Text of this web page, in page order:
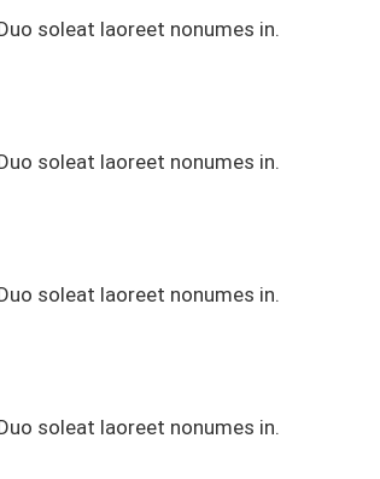
soleat laoreet nonumes in.
soleat laoreet nonumes in.
soleat laoreet nonumes in.
soleat laoreet nonumes in.